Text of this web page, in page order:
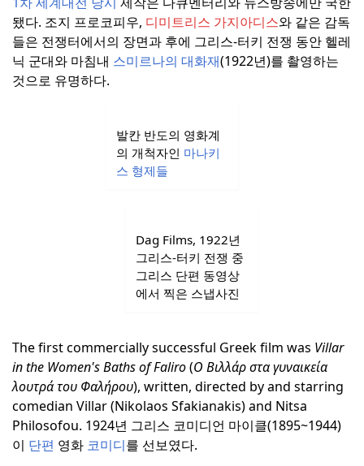
됐다. 조지 프로코피우, 디미트리스 가지아디스와 같은 감독
들은 전쟁터에서의 장면과 후에 그리스-터키 전쟁 동안 헬레
닉 군대와 마침내 스미르나의 대화재(1922년)를 촬영하는
것으로 유명하다.
발칸 반도의 영화계
의 개척자인 마나키
스 형제들
Dag Films, 1922년
그리스-터키 전쟁 중
그리스 단편 동영상
에서 찍은 스냅사진
The first commercially successful Greek film was Villar
in the Women's Baths of Faliro(Ο Βιλλάρ στα γυναικεία
λουτρά του Φαλήρου), written, directed by and starring
comedian Villar (Nikolaos Sfakianakis) and Nitsa
Philosofou. 1924년 그리스 코미디언 마이클(1895~1944)
이 단편 영화 코미디를 선보였다.